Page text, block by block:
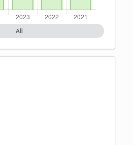
All